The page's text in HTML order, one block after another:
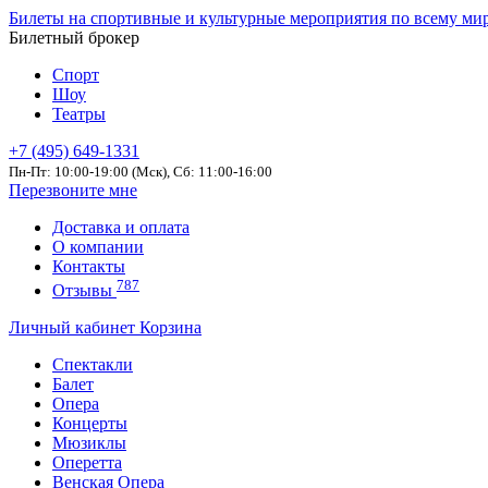
Билеты на спортивные и культурные мероприятия по всему
Билетный брокер
Спорт
Шоу
Театры
+7 (495) 649-1331
Пн-Пт: 10:00-19:00 (Мск), Сб: 11:00-16:00
Перезвоните мне
Доставка и оплата
О компании
Контакты
Отзывы 787
Личный кабинет Корзина
Спектакли
Балет
Опера
Концерты
Мюзиклы
Оперетта
Венская Опера